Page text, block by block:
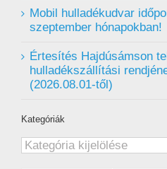
Mobil hulladékudvar
szeptember hónapokban!
Értesítés Hajdúsámson
hulladékszállítási
(2026.08.01-től)
Kategóriák
Kategóriák